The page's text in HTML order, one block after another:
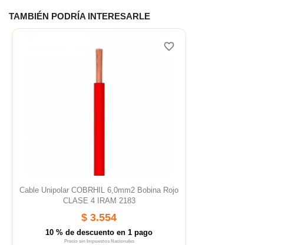
TAMBIÉN PODRÍA INTERESARLE
Cable Unipolar COBRHIL 6,0mm2 Bobina Rojo
CLASE 4 IRAM 2183
$ 3.554
10 % de descuento en 1 pago
Precio sin Impuestos Nacionales
favorite_border